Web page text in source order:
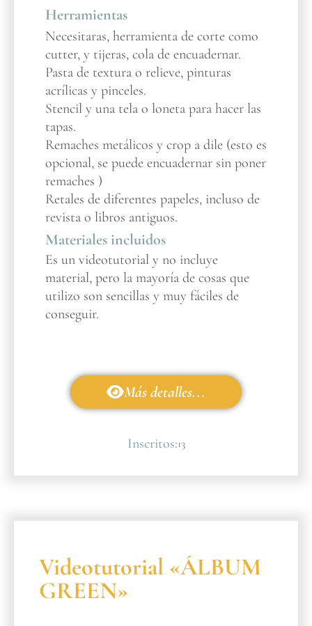
Herramientas
Necesitaras, herramienta de corte como
cutter, y tijeras, cola de encuadernar.
Pasta de textura o relieve, pinturas
acrílicas y pinceles.
Stencil y una tela o loneta para hacer las
tapas.
Remaches metálicos y crop a dile (esto es
opcional, se puede encuadernar sin poner
remaches )
Retales de diferentes papeles, incluso de
revista o libros antiguos.
Materiales incluidos
Es un videotutorial y no incluye
material, pero la mayoría de cosas que
utilizo son sencillas y muy fáciles de
conseguir.
Más detalles...
Inscritos:13
Videotutorial «ÁLBUM
GREEN»